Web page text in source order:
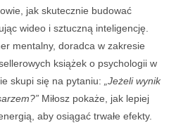
jak skutecznie budować
wideo i sztuczną inteligencję.
mentalny, doradca w zakresie
książek o psychologii w
skupi się na pytaniu:
„Jeżeli wynik
Miłosz pokaże, jak lepiej
aby osiągać trwałe efekty.